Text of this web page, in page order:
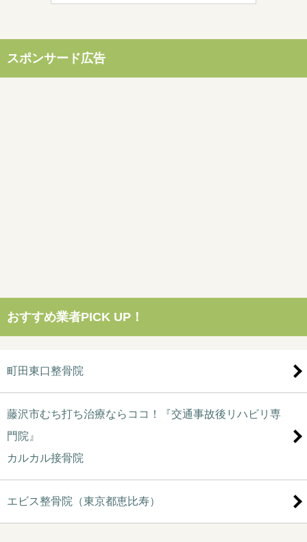
スポンサード広告
おすすめ業者PICK UP！
町田東口整骨院
藤沢市むち打ち治療ならココ！『交通事故後リハビリ専
門院』
カルカル接骨院
エビス整骨院（東京都恵比寿）